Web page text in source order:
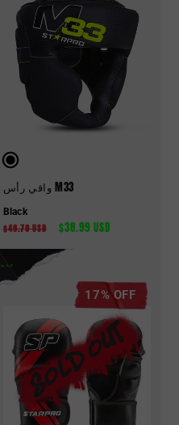
Black
واقي رأس M33
السعر
العادي
$46.79 USD
سعر
البيع
$38.99 USD
جديد
17% OFF